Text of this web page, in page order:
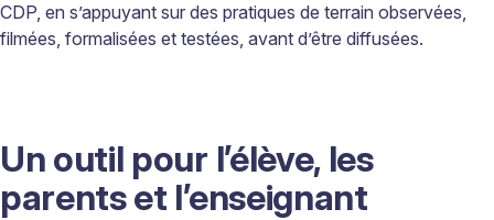
CDP, en s’appuyant sur des pratiques de terrain observées,
filmées, formalisées et testées, avant d’être diffusées.
Un outil pour l’élève, les
parents et l’enseignant